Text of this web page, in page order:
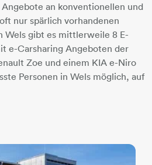
an konventionellen und
nur spärlich vorhandenen
Wels gibt es mittlerweile 8 E-
e-Carsharing Angeboten der
Zoe und einem KIA e-Niro
Personen in Wels möglich, auf